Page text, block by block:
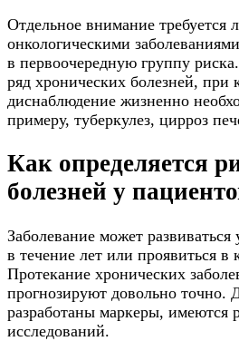
Отдельное внимание требуется
онкологическими
в первоочередную группу
ряд хронических болезней, при
диснаблюдение жизненно
примеру, туберкулез, цирроз
Как определяется
болезней у
Заболевание может
в течение лет или проявиться в
Протекание хронических
прогнозируют довольно точно.
разработаны маркеры, имеются
исследований.